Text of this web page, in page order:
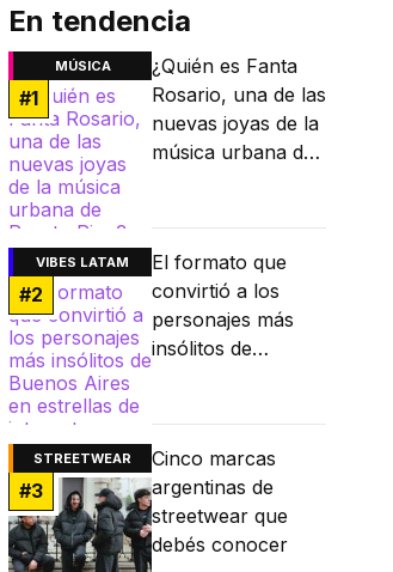
En tendencia
MÚSICA
#1
¿Quién es Fanta
Rosario, una de las
nuevas joyas de la
música urbana de
VIBES LATAM
#2
El formato que
convirtió a los
personajes más
insólitos de
STREETWEAR
#3
Cinco marcas
argentinas de
streetwear que
debés conocer